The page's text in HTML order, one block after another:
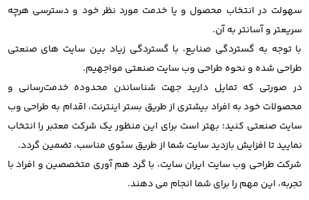
سهولت در انتخاب محصول و یا خدمت مورد نظر خود و دسترسی هرچه
سریعتر و آسانتر به آن.
با توجه به گستردگی صنایع، با گستردگی زیاد بین سایت های صنعتی
طراحی شده و نحوه طراحی وب سایت صنعتی مواجهیم.
در صورتی که تمایل دارید جهت شناساندن محدوده خدمت‌رسانی و
محصولات خود به افراد بیشتری از طریق بستر اینترنت، اقدام به طراحی وب
سایت صنعتی کنید؛ بهتر است برای این منظور یک شرکت معتبر را انتخاب
نمایید تا افزایش بازدید سایت شما از طریق سئوی مناسب، تضمین گردد.
شرکت طراحی وب سایت ایران سایت، با گرد هم آوری متخصصین و افراد با
تجربه، این مهم را برای شما انجام می دهند.